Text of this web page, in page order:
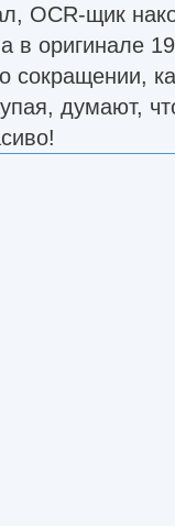
OCR-щик
в оригинале
сокращении,
думают,